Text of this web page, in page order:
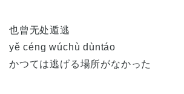
也曾无处遁逃
yě céng wúchù dùntáo
かつては逃げる場所がなかった